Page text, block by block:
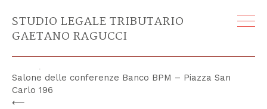
STUDIO LEGALE TRIBUTARIO
GAETANO RAGUCCI
processuale civile, penale e tributario:
analisi e prospettive dopo le recenti
riforme
Salone delle conferenze Banco BPM – Piazza San
Carlo 196
⟵